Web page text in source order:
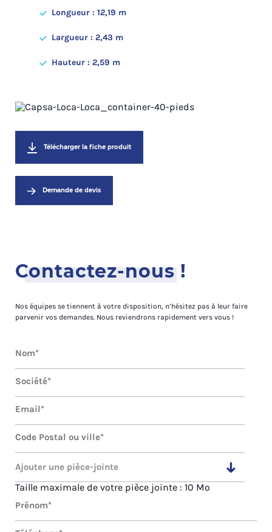
Longueur : 12,19 m
Largueur : 2,43 m
Hauteur : 2,59 m
Télécharger la fiche produit
Demande de devis
Contactez-nous !
Nos équipes se tiennent à votre disposition, n’hésitez pas à leur faire
parvenir vos demandes. Nous reviendrons rapidement vers vous !
Taille maximale de votre pièce jointe : 10 Mo